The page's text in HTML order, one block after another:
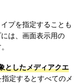
プを指定することも
は、画面表示用の
としたメディアクエ
指定するとすべてのメ